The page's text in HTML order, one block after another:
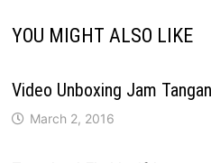
YOU MIGHT ALSO LIKE
Video Unboxing Jam
March 2, 2016